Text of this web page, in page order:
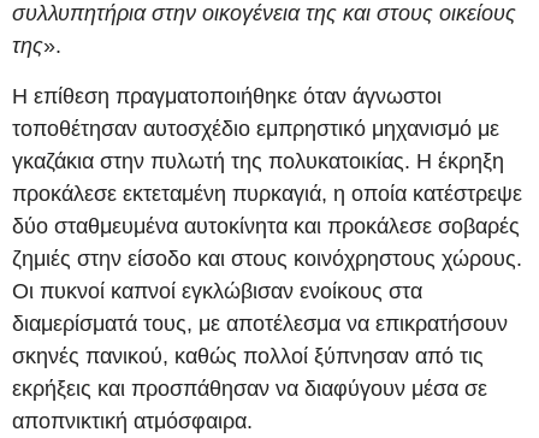
συλλυπητήρια στην οικογένεια της και στους οικείους
της».
Η επίθεση πραγματοποιήθηκε όταν άγνωστοι
τοποθέτησαν αυτοσχέδιο εμπρηστικό μηχανισμό με
γκαζάκια στην πυλωτή της πολυκατοικίας. Η έκρηξη
προκάλεσε εκτεταμένη πυρκαγιά, η οποία κατέστρεψε
δύο σταθμευμένα αυτοκίνητα και προκάλεσε σοβαρές
ζημιές στην είσοδο και στους κοινόχρηστους χώρους.
Οι πυκνοί καπνοί εγκλώβισαν ενοίκους στα
διαμερίσματά τους, με αποτέλεσμα να επικρατήσουν
σκηνές πανικού, καθώς πολλοί ξύπνησαν από τις
εκρήξεις και προσπάθησαν να διαφύγουν μέσα σε
αποπνικτική ατμόσφαιρα.